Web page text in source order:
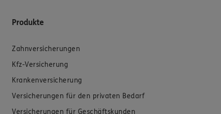
Produkte
Zahnversicherungen
Kfz-Versicherung
Krankenversicherung
Versicherungen für den privaten Bedarf
Versicherungen für Geschäftskunden